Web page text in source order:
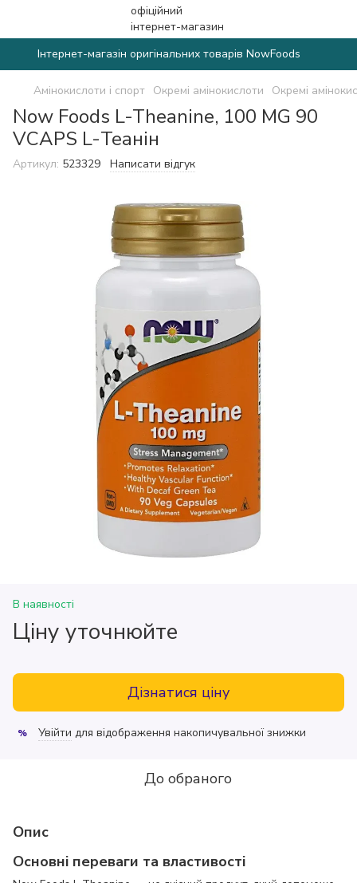
Інтернет-магазін оригінальних товарів NowFoods
Амінокислоти і спорт Окремі амінокислоти Окремі
Now Foods L-Theanine, 100 MG 90
VCAPS L-Теанін
Артикул: 523329 Написати відгук
В наявності
Ціну уточнюйте
Дізнатися ціну
% Увійти для відображення накопичувальної знижки
До обраного
Опис
Основні переваги та властивості